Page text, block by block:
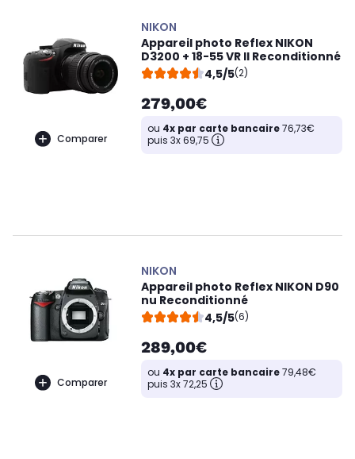
Comparer
NIKON
Appareil photo Reflex NIKON
D3200 + 18-55 VR II Reconditionné
4,5/5(2)
279,00€
ou 4x par carte bancaire76,73€
puis 3x 69,75
Comparer
NIKON
Appareil photo Reflex NIKON D90
nu Reconditionné
4,5/5(6)
289,00€
ou 4x par carte bancaire79,48€
puis 3x 72,25